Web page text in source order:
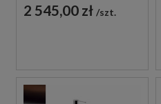
2 545,00 zł szt.